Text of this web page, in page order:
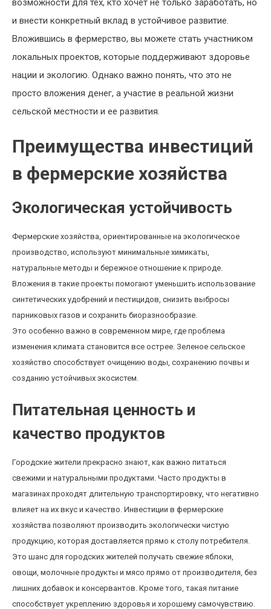
возможности для тех, кто хочет не только заработать, но
и внести конкретный вклад в устойчивое развитие.
Вложившись в фермерство, вы можете стать участником
локальных проектов, которые поддерживают здоровье
нации и экологию. Однако важно понять, что это не
просто вложения денег, а участие в реальной жизни
сельской местности и ее развития.
Преимущества инвестиций
в фермерские хозяйства
Экологическая устойчивость
Фермерские хозяйства, ориентированные на экологическое
производство, используют минимальные химикаты,
натуральные методы и бережное отношение к природе.
Вложения в такие проекты помогают уменьшить использование
синтетических удобрений и пестицидов, снизить выбросы
парниковых газов и сохранить биоразнообразие.
Это особенно важно в современном мире, где проблема
изменения климата становится все острее. Зеленое сельское
хозяйство способствует очищению воды, сохранению почвы и
созданию устойчивых экосистем.
Питательная ценность и
качество продуктов
Городские жители прекрасно знают, как важно питаться
свежими и натуральными продуктами. Часто продукты в
магазинах проходят длительную транспортировку, что негативно
влияет на их вкус и качество. Инвестиции в фермерские
хозяйства позволяют производить экологически чистую
продукцию, которая доставляется прямо к столу потребителя.
Это шанс для городских жителей получать свежие яблоки,
овощи, молочные продукты и мясо прямо от производителя, без
лишних добавок и консервантов. Кроме того, такая питание
способствует укреплению здоровья и хорошему самочувствию.